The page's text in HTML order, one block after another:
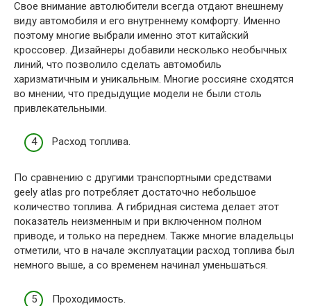
Свое внимание автолюбители всегда отдают внешнему
виду автомобиля и его внутреннему комфорту. Именно
поэтому многие выбрали именно этот китайский
кроссовер. Дизайнеры добавили несколько необычных
линий, что позволило сделать автомобиль
харизматичным и уникальным. Многие россияне сходятся
во мнении, что предыдущие модели не были столь
привлекательными.
Расход топлива.
По сравнению с другими транспортными средствами
geely atlas pro потребляет достаточно небольшое
количество топлива. А гибридная система делает этот
показатель неизменным и при включенном полном
приводе, и только на переднем. Также многие владельцы
отметили, что в начале эксплуатации расход топлива был
немного выше, а со временем начинал уменьшаться.
Проходимость.